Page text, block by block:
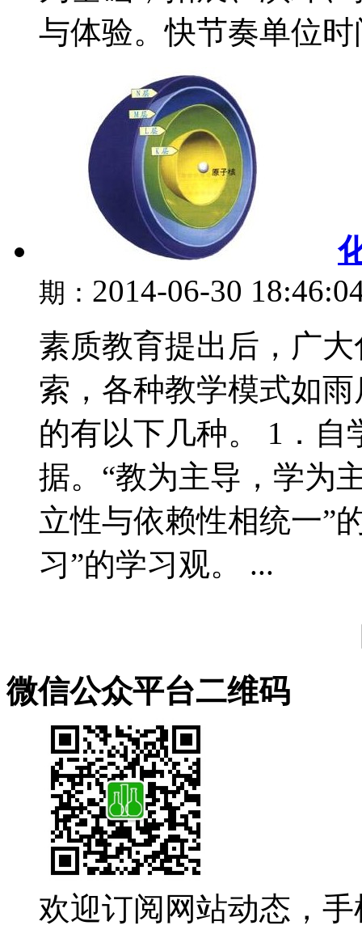
与体验。快节奏单位时
期： 2014-06-30
素质教育提出后，广
索，各种教学模式如
的有以下几种。 1．
据。“教为主导，学为
立性与依赖性相统一”
习”的学习观。 ...
微信公众平台二维码
欢迎订阅网站动态，